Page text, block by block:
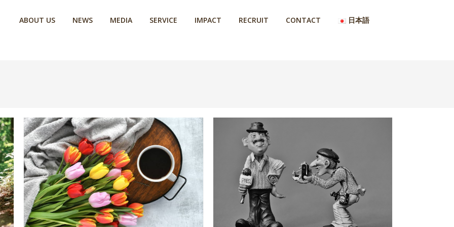
ABOUT US NEWS MEDIA SERVICE IMPACT RECRUIT CONTACT 日本語